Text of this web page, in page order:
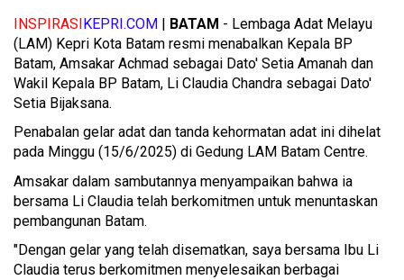
INSPIRASIKEPRI.COM | BATAM - Lembaga Adat Melayu
(LAM) Kepri Kota Batam resmi menabalkan Kepala BP
Batam, Amsakar Achmad sebagai Dato' Setia Amanah dan
Wakil Kepala BP Batam, Li Claudia Chandra sebagai Dato'
Setia Bijaksana.
Penabalan gelar adat dan tanda kehormatan adat ini dihelat
pada Minggu (15/6/2025) di Gedung LAM Batam Centre.
Amsakar dalam sambutannya menyampaikan bahwa ia
bersama Li Claudia telah berkomitmen untuk menuntaskan
pembangunan Batam.
"Dengan gelar yang telah disematkan, saya bersama Ibu Li
Claudia terus berkomitmen menyelesaikan berbagai